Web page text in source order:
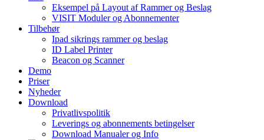
Eksempel på Layout af Rammer og Beslag
VISIT Moduler og Abonnementer
Tilbehør
Ipad sikrings rammer og beslag
ID Label Printer
Beacon og Scanner
Demo
Priser
Nyheder
Download
Privatlivspolitik
Leverings og abonnements betingelser
Download Manualer og Info